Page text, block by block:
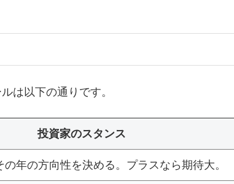
は以下の通りです。
投資家のスタンス
の年の方向性を決める。プラスなら期待大。